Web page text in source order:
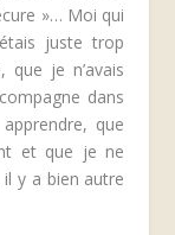
»… Moi qui
juste trop
que je n’avais
dans
que
et que je ne
y a bien autre